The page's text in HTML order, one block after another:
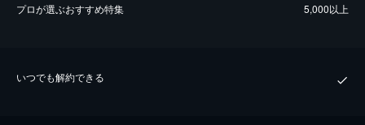
プロが選ぶおすすめ特集 5,000以上
いつでも解約できる